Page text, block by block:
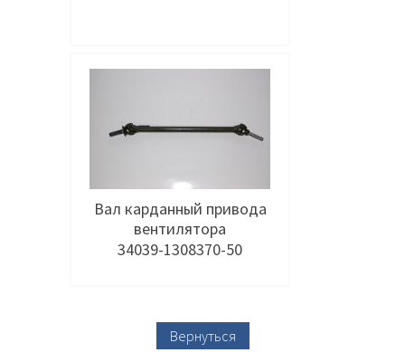
Вал карданный привода
вентилятора
34039-1308370-50
Вернуться